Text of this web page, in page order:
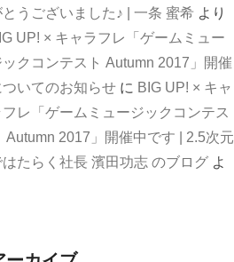
とうございました♪ | 一条 蜜希 より
UP! × キャラフレ「ゲームミュー
ックコンテスト Autumn 2017」開催
ついてのお知らせ に BIG UP! × キャ
フレ「ゲームミュージックコンテス
Autumn 2017」開催中です | 2.5次元
はたらく社長 濱田功志 のブログ よ